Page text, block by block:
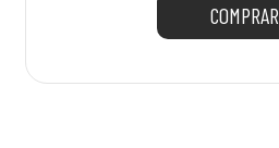
COMPRAR